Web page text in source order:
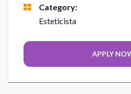
Category:
Esteticista